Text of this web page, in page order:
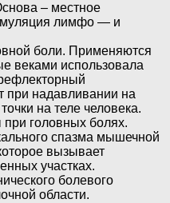
– местное
лимфо — и
боли. Применяются
веками использовала
надавливании на
на теле человека.
при головных болях.
спазма мышечной
вызывает
участках.
болевого
области.